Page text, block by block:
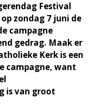
Festival
zondag 7 juni de
campagne
gedrag. Maak er
Kerk is een
campagne, want
is van groot